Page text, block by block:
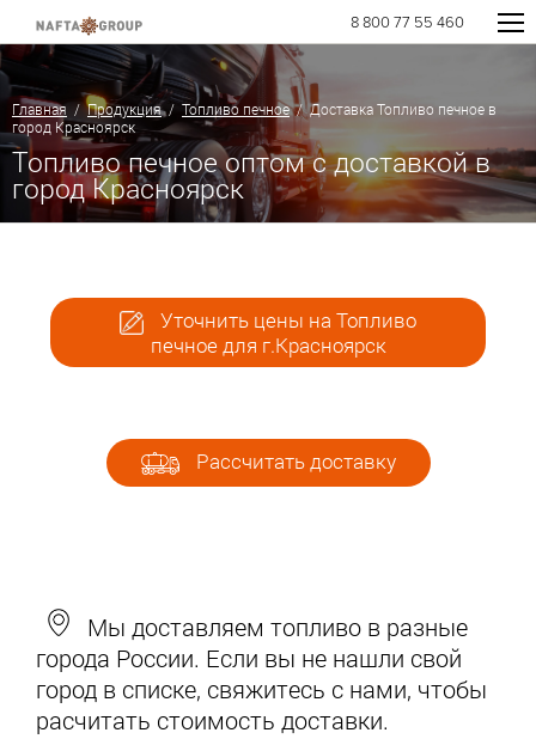
8 800 77 55 460
Главная /Продукция/ Топливо печное/ Доставка Топливо печное в
город Красноярск
Топливо печное оптом с доставкой в
город Красноярск
Уточнить цены на Топливо
печное для г.Красноярск
Рассчитать доставку
Мы доставляем топливо в разные
города России. Если вы не нашли свой
город в списке, свяжитесь с нами, чтобы
расчитать стоимость доставки.